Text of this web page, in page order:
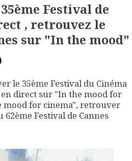
Festival de
, retrouvez le
sur "In the mood"
le 35ème Festival du Cinéma
direct sur "In the mood for
mood for cinema", retrouver
Festival de Cannes